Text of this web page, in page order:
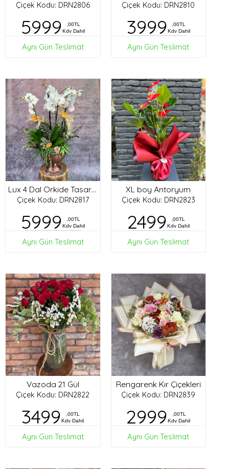
Çiçek Kodu: DRN2806
5999
,00TL
Kdv Dahil
Aynı Gün Teslimat
Çiçek Kodu: DRN2810
3999
,00TL
Kdv Dahil
Aynı Gün Teslimat
Lux 4 Dal Orkide Tasarım
Çiçek Kodu: DRN2817
5999
,00TL
Kdv Dahil
Aynı Gün Teslimat
XL boy Antoryum
Çiçek Kodu: DRN2823
2499
,00TL
Kdv Dahil
Aynı Gün Teslimat
Vazoda 21 Gül
Çiçek Kodu: DRN2822
3499
,00TL
Kdv Dahil
Aynı Gün Teslimat
Rengarenk Kır Çiçekleri
Çiçek Kodu: DRN2839
2999
,00TL
Kdv Dahil
Aynı Gün Teslimat